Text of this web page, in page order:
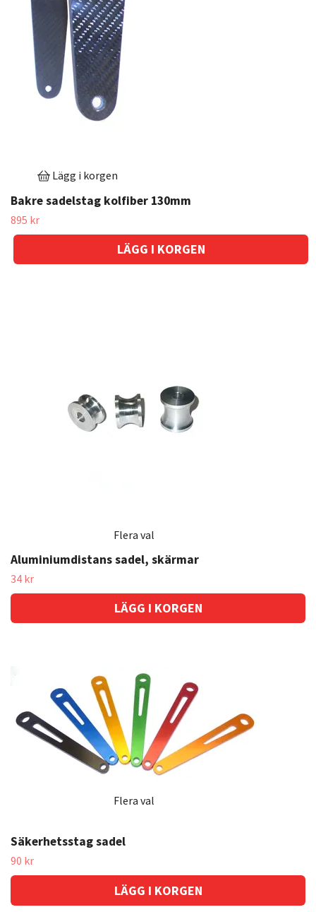
Lägg i korgen
Bakre sadelstag kolfiber 130mm
895 kr
Flera val
Aluminiumdistans sadel, skärmar
34 kr
LÄGG I KORGEN
Flera val
Säkerhetsstag sadel
90 kr
LÄGG I KORGEN